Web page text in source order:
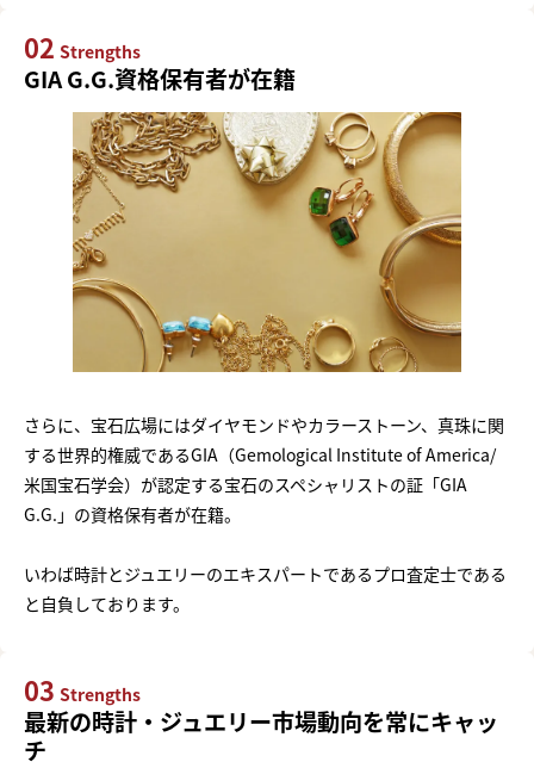
02 Strengths
GIA G.G.資格保有者が在籍
さらに、宝石広場にはダイヤモンドやカラーストーン、真珠に関
する世界的権威であるGIA（Gemological Institute of America/
米国宝石学会）が認定する宝石のスペシャリストの証「GIA
G.G.」の資格保有者が在籍。
いわば時計とジュエリーのエキスパートであるプロ査定士である
と自負しております。
03 Strengths
最新の時計・ジュエリー市場動向を常にキャッ
チ